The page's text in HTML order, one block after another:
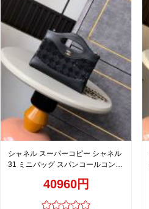
シャネル スーパーコピー シャネル
31 ミニバッグ スパンコールコンビ
40960円